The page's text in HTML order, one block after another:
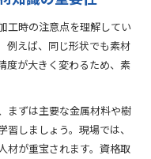
工時の注意点を理解してい
例えば、同じ形状でも素材
度が大きく変わるため、素
まずは主要な金属材料や樹
しましょう。現場では、
材が重宝されます。資格取